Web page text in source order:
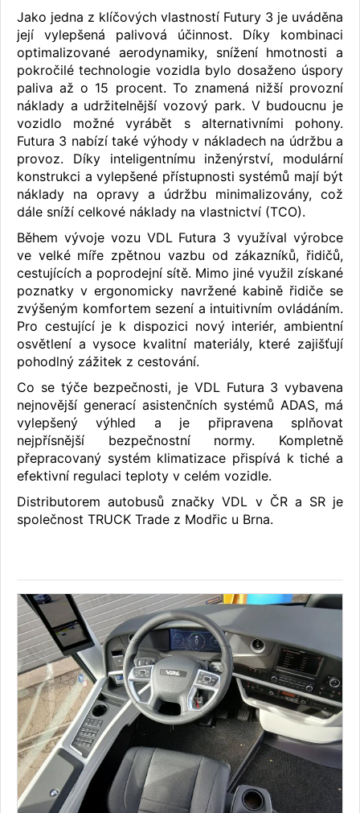
Jako jedna z klíčových vlastností Futury 3 je uváděna
její vylepšená palivová účinnost. Díky kombinaci
optimalizované aerodynamiky, snížení hmotnosti a
pokročilé technologie vozidla bylo dosaženo úspory
paliva až o 15 procent. To znamená nižší provozní
náklady a udržitelnější vozový park. V budoucnu je
vozidlo možné vyrábět s alternativními pohony.
Futura 3 nabízí také výhody v nákladech na údržbu a
provoz. Díky inteligentnímu inženýrství, modulární
konstrukci a vylepšené přístupnosti systémů mají být
náklady na opravy a údržbu minimalizovány, což
dále sníží celkové náklady na vlastnictví (TCO).
Během vývoje vozu VDL Futura 3 využíval výrobce
ve velké míře zpětnou vazbu od zákazníků, řidičů,
cestujících a poprodejní sítě. Mimo jiné využil získané
poznatky v ergonomicky navržené kabině řidiče se
zvýšeným komfortem sezení a intuitivním ovládáním.
Pro cestující je k dispozici nový interiér, ambientní
osvětlení a vysoce kvalitní materiály, které zajišťují
pohodlný zážitek z cestování.
Co se týče bezpečnosti, je VDL Futura 3 vybavena
nejnovější generací asistenčních systémů ADAS, má
vylepšený výhled a je připravena splňovat
nejpřísnější bezpečnostní normy. Kompletně
přepracovaný systém klimatizace přispívá k tiché a
efektivní regulaci teploty v celém vozidle.
Distributorem autobusů značky VDL v ČR a SR je
společnost TRUCK Trade z Modřic u Brna.